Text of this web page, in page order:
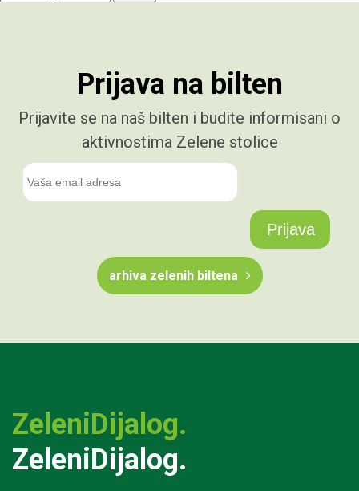
Prijava na bilten
Prijavite se na naš bilten i budite informisani o
aktivnostima Zelene stolice
arhiva zelenih biltena
ZeleniDijalog.
ZeleniDijalog.